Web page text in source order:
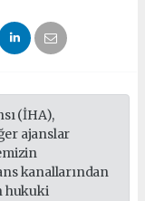
(İHA),
ajanslar
kanallarından
hukuki